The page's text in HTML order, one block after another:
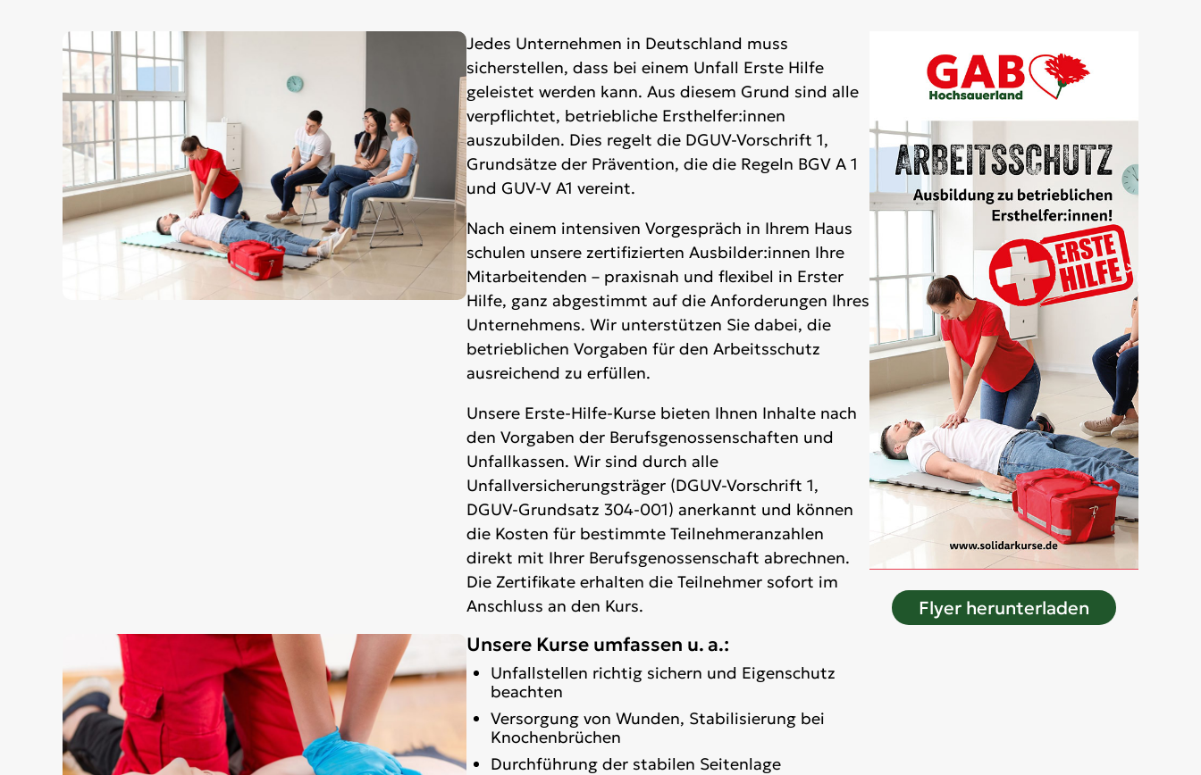
Jedes Unternehmen in Deutschland muss
sicherstellen, dass bei einem Unfall Erste Hilfe
geleistet werden kann. Aus diesem Grund sind alle
verpflichtet, betriebliche Ersthelfer:innen
auszubilden. Dies regelt die DGUV-Vorschrift 1,
Grundsätze der Prävention, die die Regeln BGV A 1
und GUV-V A1 vereint.
Nach einem intensiven Vorgespräch in Ihrem Haus
schulen unsere zertifizierten Ausbilder:innen Ihre
Mitarbeitenden – praxisnah und flexibel in Erster
Hilfe, ganz abgestimmt auf die Anforderungen Ihres
Unternehmens. Wir unterstützen Sie dabei, die
betrieblichen Vorgaben für den Arbeitsschutz
ausreichend zu erfüllen.
Unsere Erste-Hilfe-Kurse bieten Ihnen Inhalte nach
den Vorgaben der Berufsgenossenschaften und
Unfallkassen. Wir sind durch alle
Unfallversicherungsträger (DGUV-Vorschrift 1,
DGUV-Grundsatz 304-001) anerkannt und können
die Kosten für bestimmte Teilnehmeranzahlen
direkt mit Ihrer Berufsgenossenschaft abrechnen.
Die Zertifikate erhalten die Teilnehmer sofort im
Anschluss an den Kurs.
Unsere Kurse umfassen u. a.:
Unfallstellen richtig sichern und Eigenschutz
beachten
Versorgung von Wunden, Stabilisierung bei
Knochenbrüchen
Durchführung der stabilen Seitenlage
Flyer herunterladen